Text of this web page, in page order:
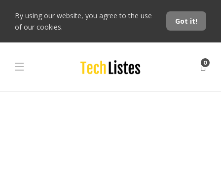
By using our website, you agree to the use
of our cookies.
Got it!
0